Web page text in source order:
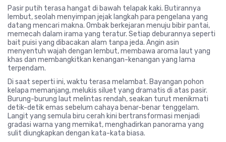
Pasir putih terasa hangat di bawah telapak kaki. Butirannya
lembut, seolah menyimpan jejak langkah para pengelana yang
datang mencari makna. Ombak berkejaran menuju bibir pantai,
memecah dalam irama yang teratur. Setiap deburannya seperti
bait puisi yang dibacakan alam tanpa jeda. Angin asin
menyentuh wajah dengan lembut, membawa aroma laut yang
khas dan membangkitkan kenangan-kenangan yang lama
terpendam.
Di saat seperti ini, waktu terasa melambat. Bayangan pohon
kelapa memanjang, melukis siluet yang dramatis di atas pasir.
Burung-burung laut melintas rendah, seakan turut menikmati
detik-detik emas sebelum cahaya benar-benar tenggelam.
Langit yang semula biru cerah kini bertransformasi menjadi
gradasi warna yang memikat, menghadirkan panorama yang
sulit diungkapkan dengan kata-kata biasa.